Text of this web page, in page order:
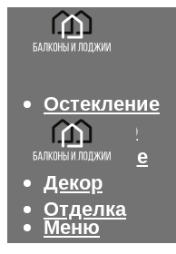
Остекление
Интерьер
Утепление
Декор
Отделка
Меню